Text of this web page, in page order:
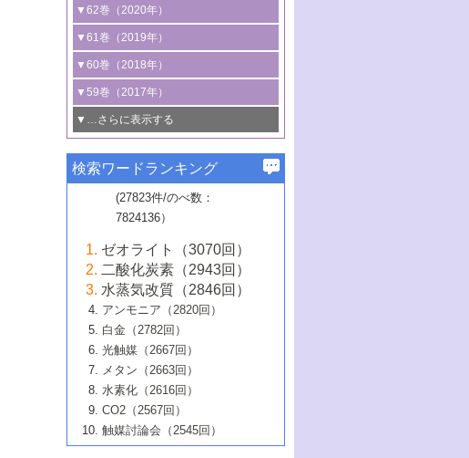
る最新技術
4号 アルコール類の効率的変換を実現す
る非貴金属触媒の研究動向
5号 ゼオライトの合成と応用における研
究動向
6号 ヘテロ接合界面
B号 第135回触媒討論会（2025年）
ロセスの最前線
4号 シンクロトロン放射光および中性子
線を利用した触媒解析技術の最先端
5号 単原子触媒
6号 参照触媒委員会からのお知らせ
B号 第133回触媒討論会（2023年）
3号 非酸化物系金属化合物を基盤とした
触媒材料の開発
4号 格子酸素・格子酸素欠陥を利用した
触媒反応
5号 生体触媒によるエネルギー変換反応
6号 窒素とリンの循環のための触媒・機
能性材料
2号 化学品合成のための合金触媒開発
3号 CO の排出削減および有効活用のた
めの触媒技術
4号 若手による情報発信企画～とびたて
若き触媒の研究者たち～（1）
若き触媒の研究者たち～（2）
6号 石油のノーブル・ユースを志向した
触媒技術
大学：オンライン・対面開催）
1号 金触媒の新展開
2号 ペロブスカイト
3号 特殊反応場を利用した触媒的分子変
換反応
4号 多孔質材料を用いた触媒の新展開
5号 情報学的手法を用いた触媒開発
6号 カーボンニュートラルに向けた電解
技術
B号 第127回触媒討論会（2021年・オン
ライン開催(Zoom)のみ）
▼62巻（2020年）
1号 触媒設計を拓く欠陥構造のキャラク
タリゼーション
2号 機能化学品製造に資するクリーンな
触媒的酸化反応
3号 水処理のための触媒化学
4号 光触媒を用いた水分解の最新の研究
動向
5号 次世代の触媒プロセスを支えるマイ
6号 メタン転換技術の最新動向
B号 第125回触媒討論会（2020年・工学
院大学）
▼61巻（2019年）
1号 物質移動制御に着目した触媒プロセ
ス開発
2号 CO2 フリー水素サプライチェーンに
関わる触媒開発動向
3号 精密高分子合成に関する最近の研究
動向
4号 バイオマス化成品製造のための触媒
5号 固体触媒による含窒素有機化合物変
換の最前線
6号 貴金属使用量低減に向けた自動車排
ガス浄化触媒の開発
B号 第123回触媒討論会（2019年・大阪
▼60巻（2018年）
1号 固体酸触媒の最新の研究動向
2号 二酸化炭素からの有用化学品合成
3号 ナノ粒子・クラスター触媒の最前線
4号 60周年記念企画
5号 進化するゼオライト合成技術
6号 非貴金属系触媒における電気化学的
B号 第121回触媒討論会（2018年・東京
大学）
▼59巻（2017年）
1号 いたるところに，触媒
最先端技術
3号 無機分離膜材料の開発と触媒反応プ
ロセスへの適用
5号 水素のふるまいを解き明かす最先端
研究
6号 低級アルカンの有効利用のための触
媒技術
B号 第119回触媒討論会（2017年・首都
大学東京）
▼…さらに表示する
1号 ユニークな構造の高分子を生み出す触
2号 リグニンからの化成品製造に向けた触
媒技術
3号 触媒研究の最先端～とびたて若き研究
者たち～（1）
4号 触媒研究の最先端～とびたて若き研究
者たち～（2）
5号 触媒研究の最先端～とびたて若き研究
者たち～（3）
6号 イオニクス材料と燃料電池・電解合成
の最新の研究動向
B号 第117回触媒討論会（2016年・大阪府
▼57巻（2015年）
1号 水素キャリアにかかわる触媒技術の新
2号 石油精製用触媒の最近の進展
3号 固体酸化物形燃料電池（SOFC）におけ
るアノード触媒上での燃料直接改質技術
4号 コアシェル構造の制御による触媒機能
5号 工業触媒およびその周辺技術の最近の
進歩
6号 ナノシート
B号 第115回触媒討論会（2015年・成蹊大
▼56巻（2014年）
2号 光触媒反応機構に関する最新の研究動
向
開発動向
4号 人工光合成に向けた近年のアプローチ
5号 未利用熱エネルギーの有効活用に貢献
する触媒技術
6号 ポリオキソメタレート
B号 第113回触媒討論会（2014年・ロワジ
1号 高耐久性燃料電池システム用触媒にお
ける新展開
2号 リビングラジカル重合の最近の動向
3号 天然ガスの化学工業的展開に関する触
媒技術
4号 貴金属触媒の精密構造制御とその活用
5号 バイオマス化成品製造のための固体触
6号 ナノ空間─吸着状態解析から新機能開拓
▼54巻（2012年）
1号 規則性多孔体の利用技術における最近
の進歩
2号 第109回触媒討論会
3号 貴金属低減技術の最新動向
4号 貴金属代替技術の最新動向
5号 光触媒による物質変換反応の新展開
6号 グラフェン
▼53巻（2011年）
1号 金属学から見る合金触媒の新展開
2号 第107回触媒討論会
3号 触媒のその場観察法の進歩（１）
4号 触媒のその場観察法の進歩（２）
5号 不活性結合の触媒的活性化による有機
合成
▼52巻（2010年）
1号 触媒の劣化対策と長寿命触媒開発
2号 第105回触媒討論会
3号 ナノ構造が拓く新機能
4号 活性サイトおよびその環境の精密な設
計による触媒の高機能化
1号 炭素材料－熱い注目を集める材料－
2号 第103回触媒討論会
3号 環境浄化用光触媒の現状と課題
4号 水素社会の実現に向けた水素製造・貯
▼50巻（2008年）
1号 触媒化学と学会のこの10年，半世紀，
そして未来
2号 第101回触媒討論会
▼49巻（2007年）
1号 含フッ素化合物の合成と触媒
2号 第99回触媒討論会
▼48巻（2006年）
1号 固体酸触媒の最近の進歩
検索ワードランキング
(27823件/のべ数：
7824136）
ゼオライト（3070回）
二酸化炭素（2943回）
水蒸気改質（2846回）
アンモニア（2820回）
白金（2782回）
光触媒（2667回）
メタン（2663回）
水素化（2616回）
CO2（2567回）
触媒討論会（2545回）